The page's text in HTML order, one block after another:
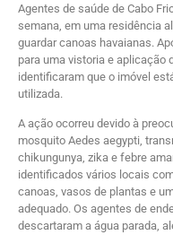
Agentes de saúde de Cabo
semana, em uma residência
guardar canoas havaianas.
para uma vistoria e aplicação
identificaram que o imóvel
utilizada.
A ação ocorreu devido à
mosquito Aedes aegypti,
chikungunya, zika e febre
identificados vários locais
canoas, vasos de plantas e
adequado. Os agentes de
descartaram a água parada,